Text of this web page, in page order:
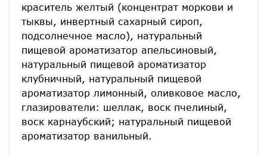
краситель желтый (концентрат моркови и
тыквы, инвертный сахарный сироп,
подсолнечное масло), натуральный
пищевой ароматизатор апельсиновый,
натуральный пищевой ароматизатор
клубничный, натуральный пищевой
ароматизатор лимонный, оливковое масло,
глазирователи: шеллак, воск пчелиный,
воск карнаубский; натуральный пищевой
ароматизатор ванильный.